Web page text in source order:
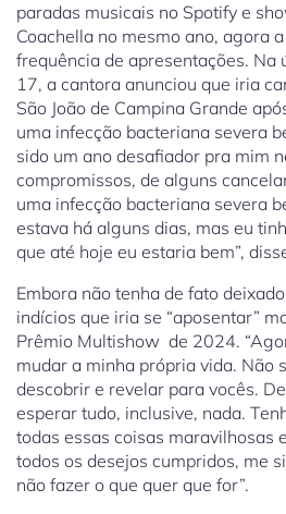
paradas musicais no Spotify e
Coachella no mesmo ano, agora
frequência de apresentações. Na
17, a cantora anunciou que iria
São João de Campina Grande
uma infecção bacteriana severa
sido um ano desafiador pra mim
compromissos, de alguns
uma infecção bacteriana severa
estava há alguns dias, mas eu
que até hoje eu estaria bem”,
Embora não tenha de fato
indícios que iria se “aposentar”
Prêmio Multishow de 2024.
mudar a minha própria vida. Não
descobrir e revelar para vocês.
esperar tudo, inclusive, nada.
todas essas coisas maravilhosas
todos os desejos cumpridos, me
não fazer o que quer que for”.